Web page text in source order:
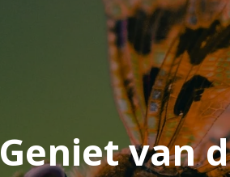
Geniet van